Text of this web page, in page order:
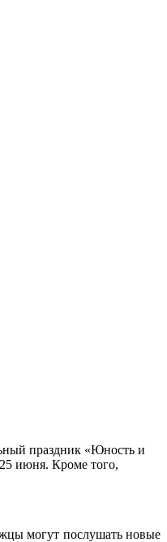
праздник «Юность и
июня. Кроме того,
могут послушать новые